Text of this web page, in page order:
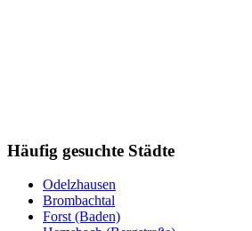
Häufig gesuchte Städte
Odelzhausen
Brombachtal
Forst (Baden)